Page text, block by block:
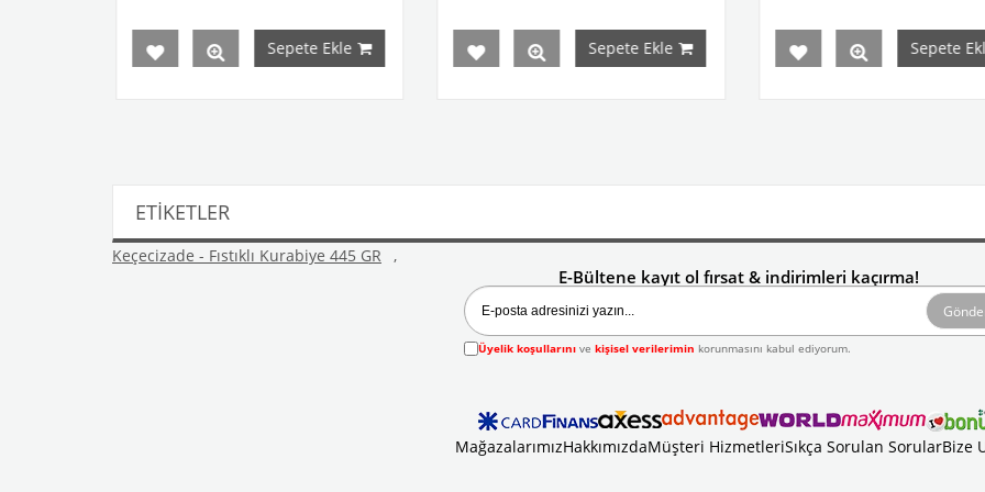
Sepete Ekle Sepete Ekle Sepete Ekle
ETIKETLER
Keçecizade - Fıstıklı Kurabiye 445 GR ,
E-Bültene kayıt ol fırsat & indirimleri kaçırma!
Üyelik koşullarını ve kişisel verilerimin korunmasını kabul ediyorum.
MağazalarımızHakkımızdaMüşteri HizmetleriSıkça Sorulan SorularBize